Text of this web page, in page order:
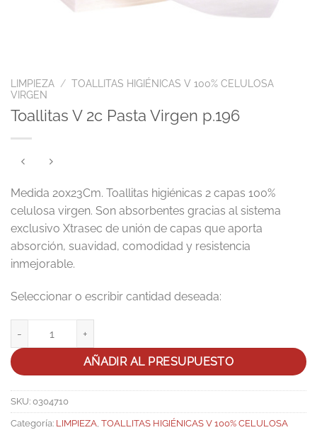
LIMPIEZA / TOALLITAS HIGIÉNICAS V 100% CELULOSA
VIRGEN
Toallitas V 2c Pasta Virgen p.196
Medida 20x23Cm. Toallitas higiénicas 2 capas 100%
celulosa virgen. Son absorbentes gracias al sistema
exclusivo Xtrasec de unión de capas que aporta
absorción, suavidad, comodidad y resistencia
inmejorable.
AÑADIR AL PRESUPUESTO
SKU: 0304710
Categoría: LIMPIEZA, TOALLITAS HIGIÉNICAS V 100% CELULOSA